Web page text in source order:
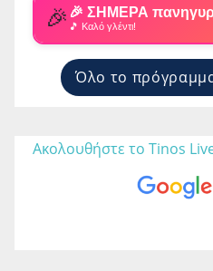
🎉 🎉 ΣΗΜΕΡΑ
🎵 Καλό γλέντι!
Όλο το
Ακολουθήστε το Tinos